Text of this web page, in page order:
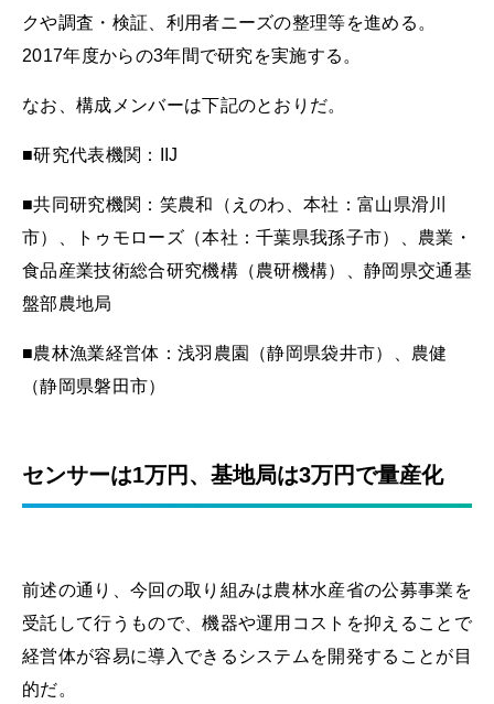
クや調査・検証、利用者ニーズの整理等を進める。
2017年度からの3年間で研究を実施する。
なお、構成メンバーは下記のとおりだ。
■研究代表機関：IIJ
■共同研究機関：笑農和（えのわ、本社：富山県滑川
市）、トゥモローズ（本社：千葉県我孫子市）、農業・
食品産業技術総合研究機構（農研機構）、静岡県交通基
盤部農地局
■農林漁業経営体：浅羽農園（静岡県袋井市）、農健
（静岡県磐田市）
センサーは1万円、基地局は3万円で量産化
前述の通り、今回の取り組みは農林水産省の公募事業を
受託して行うもので、機器や運用コストを抑えることで
経営体が容易に導入できるシステムを開発することが目
的だ。